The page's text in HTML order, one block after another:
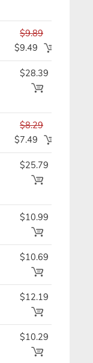
$9.89
$9.49
$28.39
$8.29
$7.49
$25.79
$10.99
$10.69
$12.19
$10.29